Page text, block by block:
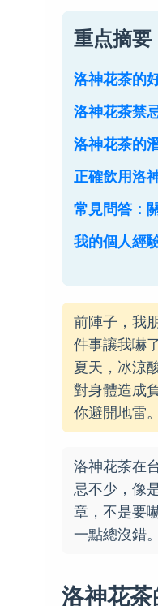
重点摘要
洛神花茶的
洛神花茶禁
洛神花茶的
正確飲用洛
常見問答：
我的個人經
前陣子，我
件事讓我嚇
夏天，冰涼
對身體造成
你避開地雷。
洛神花茶在
忌不少，像
章，不是要
一點總沒錯。
洛神花